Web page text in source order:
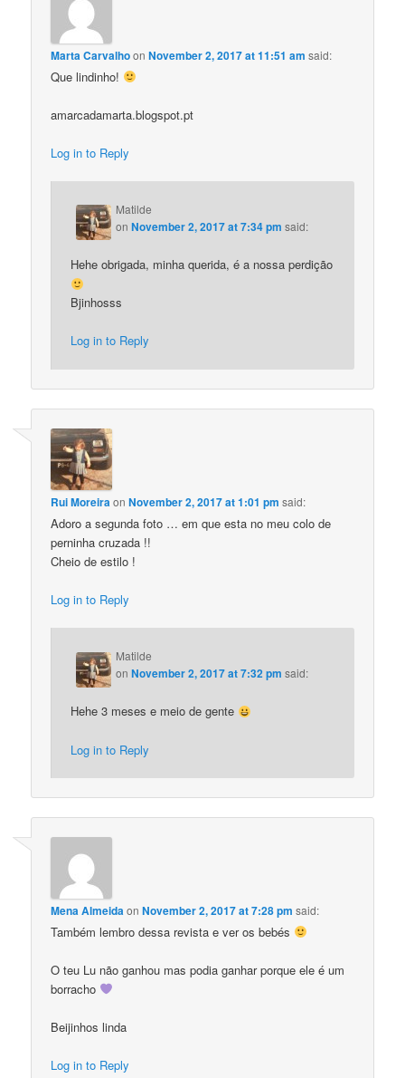
Marta CarvalhoonNovember 2, 2017 at 11:51 am said:
Que lindinho!
amarcadamarta.blogspot.pt
Log in to Reply
Matilde
onNovember 2, 2017 at 7:34 pm said:
Hehe obrigada, minha querida, é a nossa perdição
Bjinhosss
Log in to Reply
Rui MoreiraonNovember 2, 2017 at 1:01 pm said:
Adoro a segunda foto … em que esta no meu colo de
perninha cruzada !!
Cheio de estilo !
Log in to Reply
Matilde
onNovember 2, 2017 at 7:32 pm said:
Hehe 3 meses e meio de gente
Log in to Reply
Mena AlmeidaonNovember 2, 2017 at 7:28 pm said:
Também lembro dessa revista e ver os bebés
O teu Lu não ganhou mas podia ganhar porque ele é um
borracho
Beijinhos linda
Log in to Reply